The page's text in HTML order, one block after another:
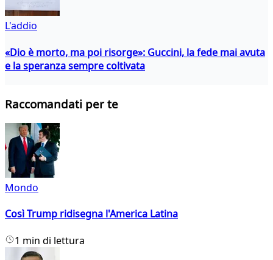
L'addio
«Dio è morto, ma poi risorge»: Guccini, la fede mai avuta
e la speranza sempre coltivata
Raccomandati per te
Mondo
Così Trump ridisegna l'America Latina
1 min di lettura